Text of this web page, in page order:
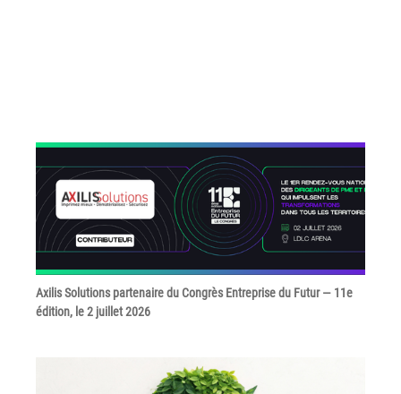
Axilis Solutions partenaire du Congrès Entreprise du Futur — 11e
édition, le 2 juillet 2026